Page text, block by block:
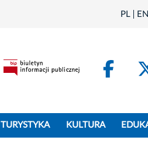
PL EN
TURYSTYKA KULTURA